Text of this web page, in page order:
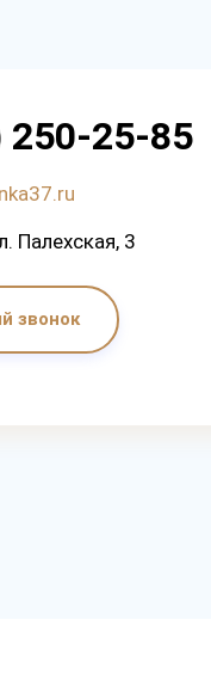
250-25-85
Палехская, 3
звонок